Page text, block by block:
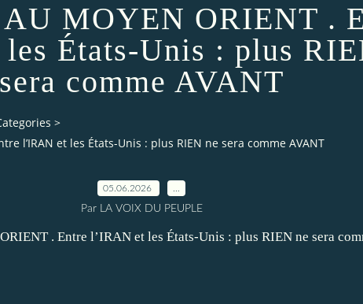
MOYEN ORIENT .
États-Unis : plus
sera comme AVANT
>
l’IRAN et les États-Unis : plus RIEN ne sera comme AVANT
05.06.2026
Par LA VOIX DU PEUPLE